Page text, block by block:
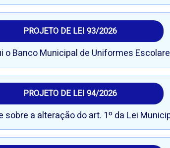
PROJETO DE LEI 93/2026
o Banco Municipal de Uniformes
PROJETO DE LEI 94/2026
sobre a alteração do art. 1º da Lei